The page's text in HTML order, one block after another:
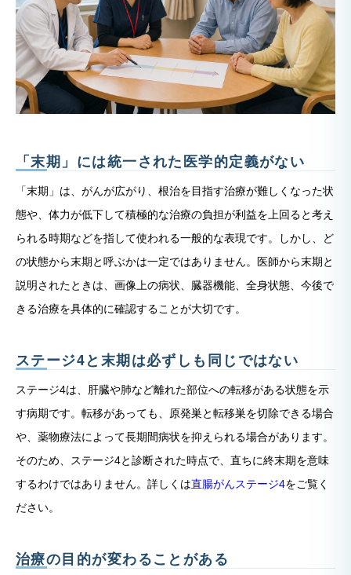
「末期」には統一された医学的定義がない
「末期」は、がんが広がり、根治を目指す治療が難しくなった状
態や、体力が低下して積極的な治療の負担が利益を上回ると考え
られる時期などを指して使われる一般的な表現です。しかし、ど
の状態から末期と呼ぶかは一定ではありません。医師から末期と
説明されたときは、画像上の病状、臓器機能、全身状態、今後で
きる治療を具体的に確認することが大切です。
ステージ4と末期は必ずしも同じではない
ステージ4は、肝臓や肺など離れた部位への転移がある状態を示
す病期です。転移があっても、原発巣と転移巣を切除できる場合
や、薬物療法によって長期間病状を抑えられる場合があります。
そのため、ステージ4と診断された時点で、直ちに終末期を意味
するわけではありません。詳しくは直腸がんステージ4をご覧く
ださい。
治療の目的が変わることがある